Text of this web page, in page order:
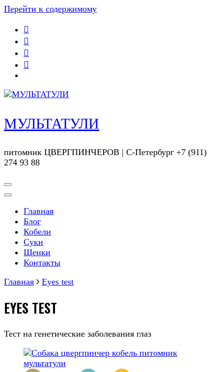
Перейти к содержимому
МУЛЬТАТУЛИ
питомник ЦВЕРГПИНЧЕРОВ | С-Петербург +7 (911)
274 93 88
Главная
Блог
Кобели
Суки
Щенки
Контакты
Главная
Eyes test
EYES TEST
Тест на генетические заболевания глаз